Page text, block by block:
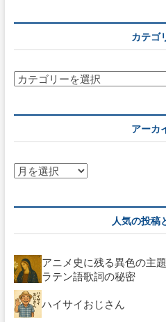
カテゴ
カ
ー
アーカ
ア
ブ
人気の投稿
アニメ史に残る異色の主
ラテン語歌詞の秘密
ハイサイおじさん